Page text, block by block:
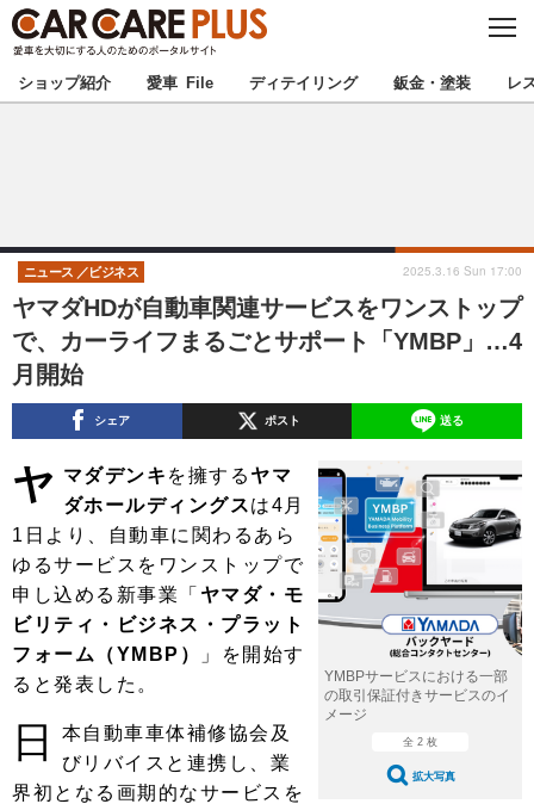
C
S
E
★カーケアプラス認定★ 厳選プロショップを地域から探す
甲信越 北陸
東海 関西
中国
九州 沖縄
注目の記事
ショップレポート 愛車 File
自動車豆知識 ストップ！不具合修理＆粗悪修理
鈑金・塗装
ディテイリング
ディテイリング 洗車
ヘッドライト磨き コーティング
フィルム・ラッピング
鈑金・塗装
防錆
特集記事
ストップ 不具合修理＆粗悪修理
カーメーカー「旧車」関連プロジェ
コラム
ショップ紹介
ショップレポート プロショップ検索
レストア
カーメーカー「旧車」関連プロジ
コラム
イベント
ショップ紹介 愛車 File ディテイリング 鈑金・塗装 レ
ヤマダHDが自動車関連サービスをワンストップ
で、カーライフまるごとサポート「YMBP」…4
月開始
ニュース ビジネス 2025.3.16 Sun 17:00
シェア ポスト 送る
YMBPサービスにおける一部
の取引保証付きサービスのイ
メージ
全 2 枚
拡大写真
ヤ マダデンキ を擁する ヤマ
ダホールディングスは4月
1日より、自動車に関わるあら
ゆるサービスをワンストップで
申し込める新事業「 ヤマダ・モ
ビリティ・ビジネス・プラット
フォーム（YMBP）
」を開始す
ると発表した。
日
本自動車車体補修協会及
びリバイスと連携し、業
界初となる画期的なサービスを